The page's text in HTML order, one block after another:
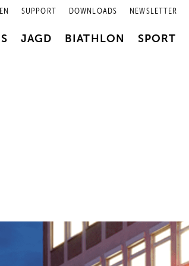
SUPPORT DOWNLOADS NEWSLETTER
JAGD BIATHLON SPORT